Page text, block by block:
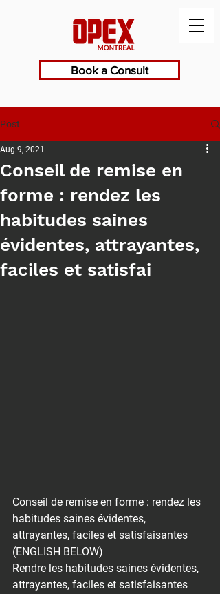
Book a Consult
Post
Conseil de remise en
forme : rendez les
habitudes saines
évidentes, attrayantes,
faciles et satisfai
Aug 9, 2021
Conseil de remise en forme : rendez les
habitudes saines évidentes,
attrayantes, faciles et satisfaisantes
(ENGLISH BELOW)
Rendre les habitudes saines évidentes,
attrayantes, faciles et satisfaisantes